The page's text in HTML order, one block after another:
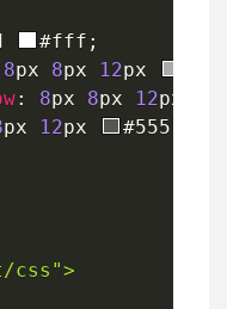
#fff ;
8px 8px 12px
: 8px 8px 12px
px 12px #555
css"
>